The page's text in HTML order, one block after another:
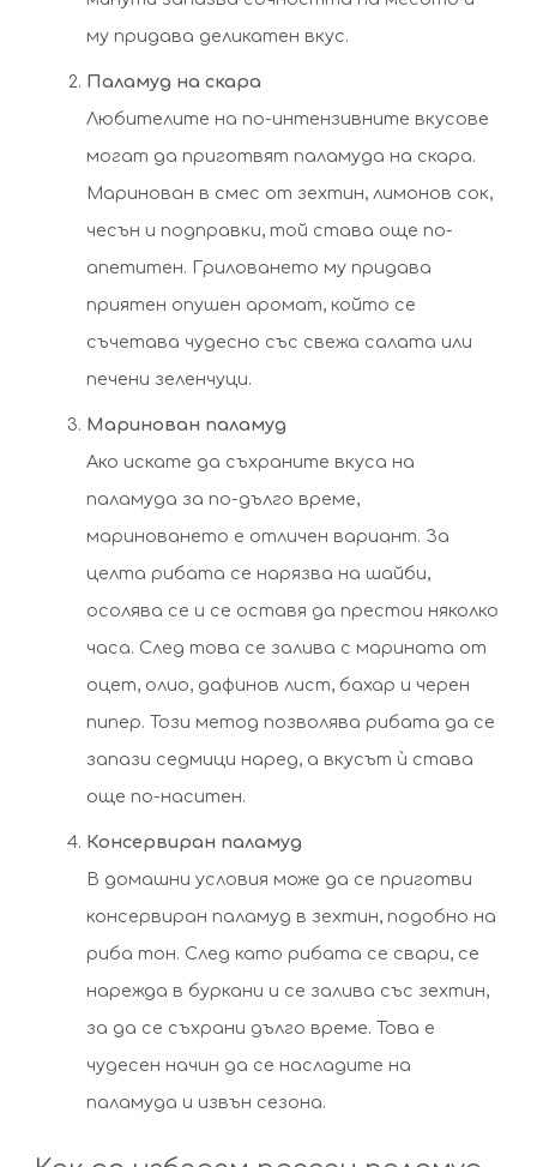
му придава деликатен вкус.
Паламуд на скара
Любителите на по-интензивните вкусове
могат да приготвят паламуда на скара.
Маринован в смес от зехтин, лимонов сок,
чесън и подправки, той става още по-
апетитен. Гриловането му придава
приятен опушен аромат, който се
съчетава чудесно със свежа салата или
печени зеленчуци.
Маринован паламуд
Ако искате да съхраните вкуса на
паламуда за по-дълго време,
мариноването е отличен вариант. За
целта рибата се нарязва на шайби,
осолява се и се оставя да престои няколко
часа. След това се залива с марината от
оцет, олио, дафинов лист, бахар и черен
пипер. Този метод позволява рибата да се
запази седмици наред, а вкусът ѝ става
още по-наситен.
Консервиран паламуд
В домашни условия може да се приготви
консервиран паламуд в зехтин, подобно на
риба тон. След като рибата се свари, се
нарежда в буркани и се залива със зехтин,
за да се съхрани дълго време. Това е
чудесен начин да се насладите на
паламуда и извън сезона.